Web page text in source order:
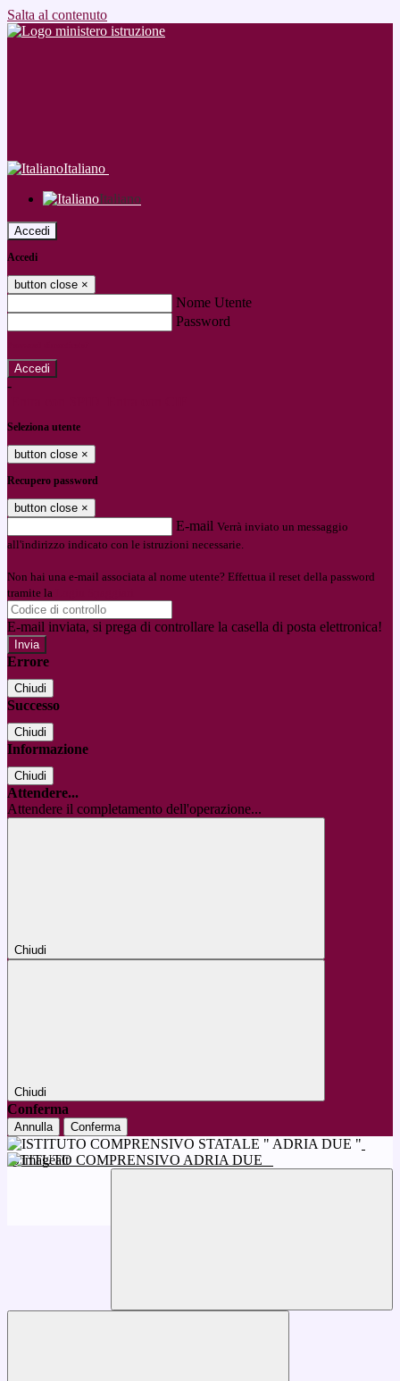
Salta al contenuto
Italiano
Italiano
Accedi
Accedi
button close ×
Nome Utente
Password
-
Seleziona utente
button close ×
Recupero password
button close ×
E-mail Verrà inviato un messaggio
all'indirizzo indicato con le istruzioni necessarie.
Non hai una e-mail associata al nome utente? Effettua il reset della password
tramite la
E-mail inviata, si prega di controllare la casella di posta elettronica!
Errore
Chiudi
Successo
Chiudi
Informazione
Chiudi
Attendere...
Attendere il completamento dell'operazione...
Chiudi
Chiudi
Conferma
Annulla Conferma
ISTITUTO COMPRENSIVO ADRIA DUE